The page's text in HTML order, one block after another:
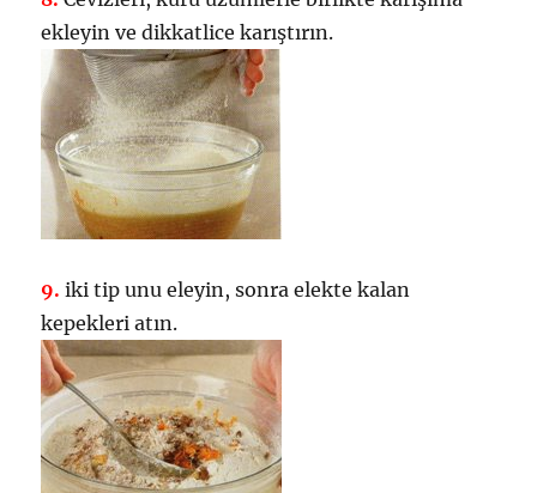
ekleyin ve dikkatlice karıştırın.
9. iki tip unu eleyin, sonra elekte kalan
kepekleri atın.